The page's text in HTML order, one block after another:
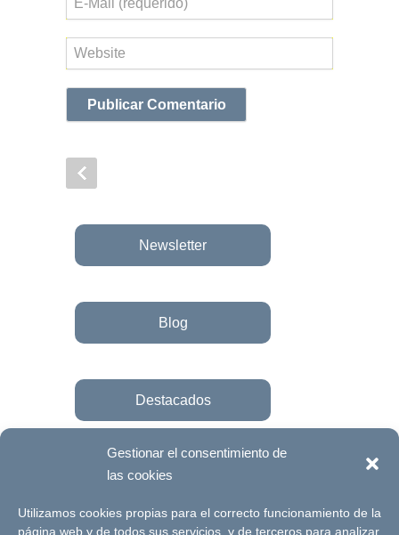
Gestionar el consentimiento de
las cookies
Utilizamos cookies propias para el correcto funcionamiento de la
página web y de todos sus servicios, y de terceros para analizar
electrónico
Web
Newsletter
Blog
Destacados
Únete a la fundación